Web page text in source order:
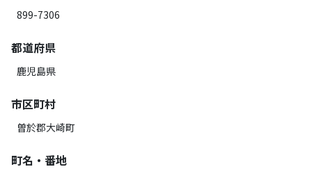
899-7306
都道府県
鹿児島県
市区町村
曽於郡大崎町
町名・番地